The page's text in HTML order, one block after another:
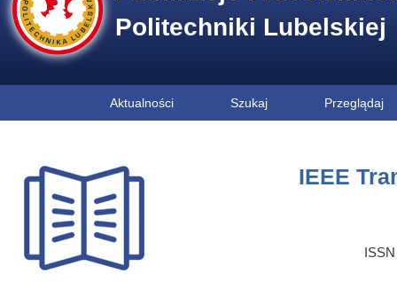
Politechniki Lubelskiej
Aktualności Szukaj Przeglądaj
IEEE